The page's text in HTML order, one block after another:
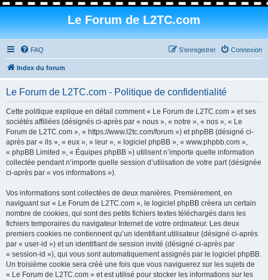
Le Forum de L2TC.com
FAQ Connexion
S’enregistrer
Index du forum
Le Forum de L2TC.com - Politique de confidentialité
Cette politique explique en détail comment « Le Forum de L2TC.com » et ses
sociétés affiliées (désignés ci-après par « nous », « notre », « nos », « Le
Forum de L2TC.com », « https://www.l2tc.com/forum ») et phpBB (désigné ci-
après par « ils », « eux », « leur », « logiciel phpBB », « www.phpbb.com »,
« phpBB Limited », « Équipes phpBB ») utilisent n’importe quelle information
collectée pendant n’importe quelle session d’utilisation de votre part (désignée
ci-après par « vos informations »).
Vos informations sont collectées de deux manières. Premièrement, en
naviguant sur « Le Forum de L2TC.com », le logiciel phpBB créera un certain
nombre de cookies, qui sont des petits fichiers textes téléchargés dans les
fichiers temporaires du navigateur Internet de votre ordinateur. Les deux
premiers cookies ne contiennent qu’un identifiant utilisateur (désigné ci-après
par « user-id ») et un identifiant de session invité (désigné ci-après par
« session-id »), qui vous sont automatiquement assignés par le logiciel phpBB.
Un troisième cookie sera créé une fois que vous naviguerez sur les sujets de
« Le Forum de L2TC.com » et est utilisé pour stocker les informations sur les